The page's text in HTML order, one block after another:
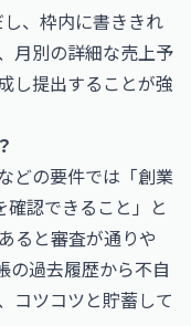
、枠内に書ききれ
月別の詳細な売上予
し提出することが強
どの要件では「創業
認できること」と
ると審査が通りや
の過去履歴から不自
コツコツと貯蓄して